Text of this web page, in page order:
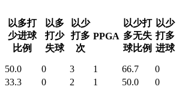
以多打
少进球
比例
以多
打少
失球
以少
打多
次
PPGA
以少打
多无失
球比例
以少
打多
进球
50.0 0 3 1 66.7
0
33.3 0 2 1 50.0
0